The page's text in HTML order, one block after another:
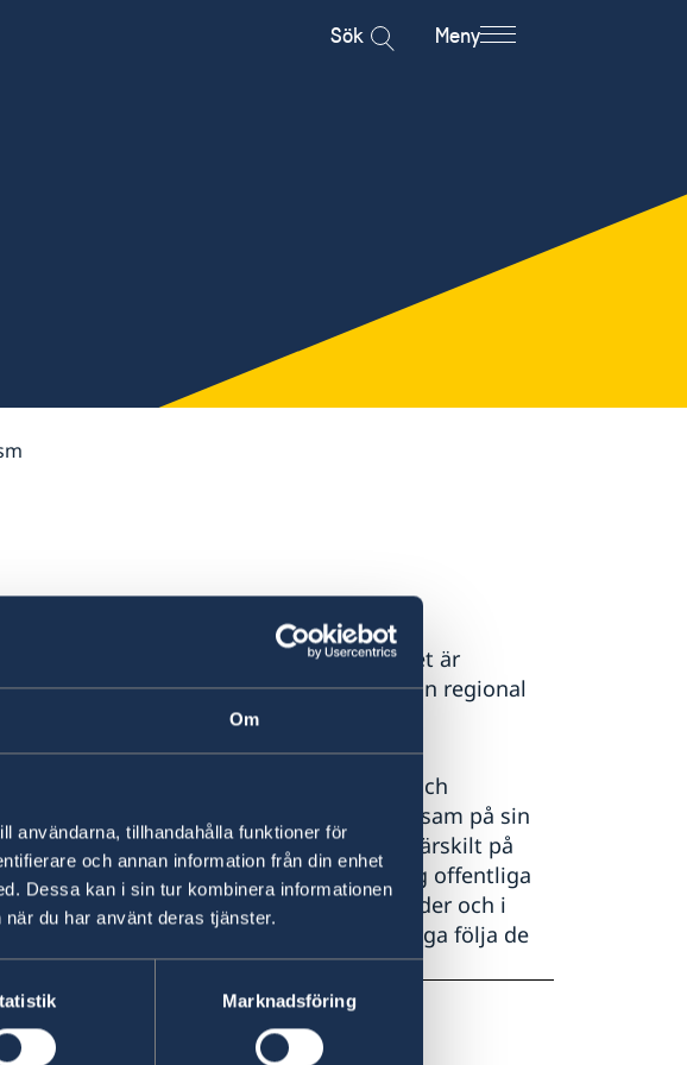
Om
användarna, tillhandahålla funktioner för
och annan information från din enhet
Dessa kan i sin tur kombinera informationen
du har använt deras tjänster.
Marknadsföring
Sök Meny
hela Belgien. Detta innebär att terrorhotet är
till ökad vaksamhet. Vid behov kan regional
ytterligare förebyggande åtgärder.
att vara uppmärksamma, pålästa och
finns i landet. Man bör vara uppmärksam på sin
udda och avvikande i sammanhanget, särskilt på
t.ex. offentliga platser, i och omkring offentliga
allmänna transportmedel, på marknader och i
om situationen i landet och noga följa de
i säkerhetsfrågor.